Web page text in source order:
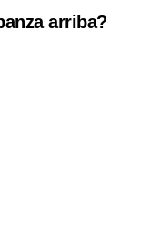
arriba?